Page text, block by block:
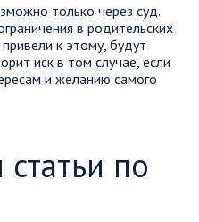
только через суд.
в родительских
к этому, будут
иск в том случае, если
и желанию самого
по